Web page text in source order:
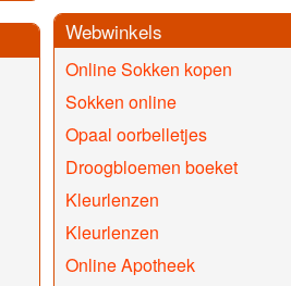
Webwinkels
Online Sokken kopen
Sokken online
Opaal oorbelletjes
Droogbloemen boeket
Kleurlenzen
Kleurlenzen
Online Apotheek